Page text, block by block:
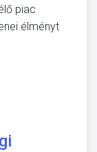
piac
élményt